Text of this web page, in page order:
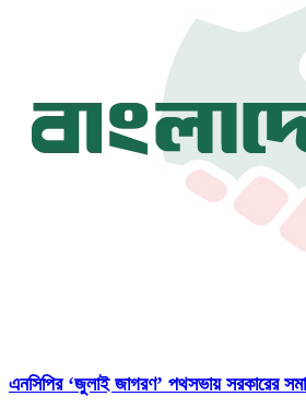
এনসিপির ‘জুলাই জাগরণ’ পথসভায় সরকারের